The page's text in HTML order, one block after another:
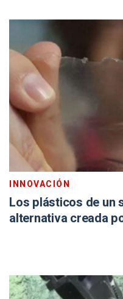
INNOVACIÓN
Los plásticos de un
alternativa creada